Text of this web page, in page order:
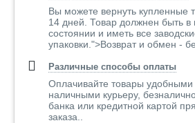
Вы можете вернуть купленные
14 дней. Товар должнен быть
состоянии и иметь все
упаковки.">Возврат и обмен -
Различные способы оплаты
Оплачивайте товары
наличными курьеру,
банка или кредитной картой
заказа..